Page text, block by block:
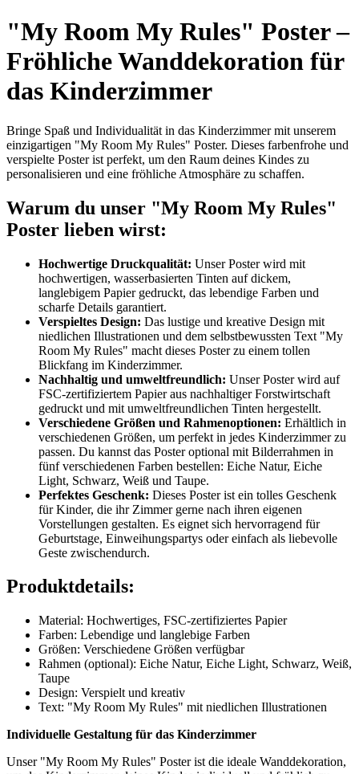
"My Room My Rules" Poster –
Fröhliche Wanddekoration für
das Kinderzimmer
Bringe Spaß und Individualität in das Kinderzimmer mit unserem
einzigartigen "My Room My Rules" Poster. Dieses farbenfrohe und
verspielte Poster ist perfekt, um den Raum deines Kindes zu
personalisieren und eine fröhliche Atmosphäre zu schaffen.
Warum du unser "My Room My Rules"
Poster lieben wirst:
Hochwertige Druckqualität: Unser Poster wird mit
hochwertigen, wasserbasierten Tinten auf dickem,
langlebigem Papier gedruckt, das lebendige Farben und
scharfe Details garantiert.
Verspieltes Design: Das lustige und kreative Design mit
niedlichen Illustrationen und dem selbstbewussten Text "My
Room My Rules" macht dieses Poster zu einem tollen
Blickfang im Kinderzimmer.
Nachhaltig und umweltfreundlich: Unser Poster wird auf
FSC-zertifiziertem Papier aus nachhaltiger Forstwirtschaft
gedruckt und mit umweltfreundlichen Tinten hergestellt.
Verschiedene Größen und Rahmenoptionen: Erhältlich in
verschiedenen Größen, um perfekt in jedes Kinderzimmer zu
passen. Du kannst das Poster optional mit Bilderrahmen in
fünf verschiedenen Farben bestellen: Eiche Natur, Eiche
Light, Schwarz, Weiß und Taupe.
Perfektes Geschenk: Dieses Poster ist ein tolles Geschenk
für Kinder, die ihr Zimmer gerne nach ihren eigenen
Vorstellungen gestalten. Es eignet sich hervorragend für
Geburtstage, Einweihungspartys oder einfach als liebevolle
Geste zwischendurch.
Produktdetails:
Material: Hochwertiges, FSC-zertifiziertes Papier
Farben: Lebendige und langlebige Farben
Größen: Verschiedene Größen verfügbar
Rahmen (optional): Eiche Natur, Eiche Light, Schwarz, Weiß,
Taupe
Design: Verspielt und kreativ
Text: "My Room My Rules" mit niedlichen Illustrationen
Individuelle Gestaltung für das Kinderzimmer
Unser "My Room My Rules" Poster ist die ideale Wanddekoration,